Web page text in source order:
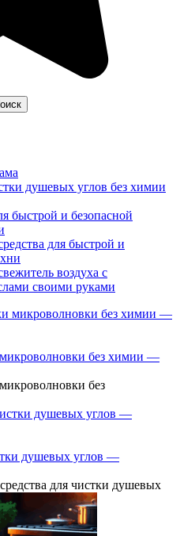
душевых углов без химии
быстрой и безопасной
для быстрой и
воздуха с
своими руками
без химии —
без
душевых углов —
для чистки душевых